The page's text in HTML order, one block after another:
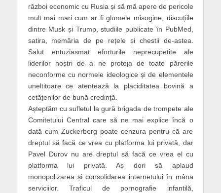
război economic cu Rusia și să mă apere de pericole
mult mai mari cum ar fi glumele misogine, discuțiile
dintre Musk și Trump, studiile publicate în PubMed,
satira, memăria de pe rețele și chestii de-astea.
Salut entuziasmat eforturile neprecupețite ale
liderilor noștri de a ne proteja de toate părerile
neconforme cu normele ideologice și de elementele
uneltitoare ce atentează la placiditatea bovină a
cetățenilor de bună credință.
Așteptăm cu sufletul la gură brigada de trompete ale
Comitetului Central care să ne mai explice încă o
dată cum Zuckerberg poate cenzura pentru că are
dreptul să facă ce vrea cu platforma lui privată, dar
Pavel Durov nu are dreptul să facă ce vrea el cu
platforma lui privată. Aș dori să aplaud
monopolizarea și consolidarea internetului în mâna
serviciilor. Traficul de pornografie infantilă,